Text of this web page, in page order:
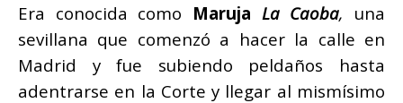
Era conocida como Maruja La Caoba, una
sevillana que comenzó a hacer la calle en
Madrid y fue subiendo peldaños hasta
adentrarse en la Corte y llegar al mismísimo